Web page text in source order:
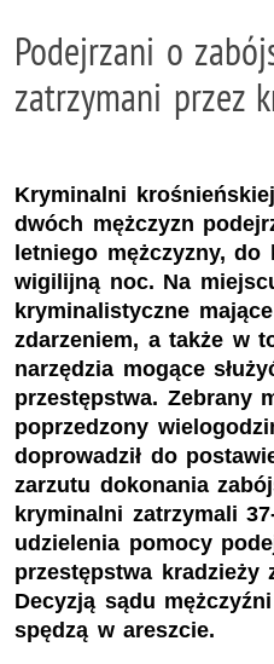
Podejrzani o
zatrzymani przez
Kryminalni
dwóch mężczyzn
letniego mężczyzny, do
wigilijną noc. Na
kryminalistyczne
zdarzeniem, a także w
narzędzia mogące
przestępstwa. Zebrany
poprzedzony
doprowadził do
zarzutu dokonania
kryminalni zatrzymali
udzielenia pomocy
przestępstwa kradzieży
Decyzją sądu
spędzą w areszcie.